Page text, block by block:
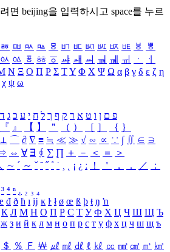
면 beijing을 입력하시고 space를 누르
ㅭ ㅮ ㅯ ㅰ ㅱ ㅲ ㅳ ㅴ ㅵ ㅶ ㅷ ㅸ
ㅹ
ㆂ ㆃ ㆄ ㆅ ㆆ ㆇ ㆈ ㆉ ㆊ ㆋ ㆌ ㆍ
ㆎ
Ν Ξ Ο Π Ρ Σ ΤΥ Φ Χ Ψ Ω α β γ δ ε ζ η
χ ψ ω
פ ם ן ו ט א ר ק ף ך ל ח י ע כ ג ד
『 』 【 】 ＂ （ ） ［ ］ ｛ ｝
⊥ ⌒ ∂ ∇ ≡ ≒ ≪ ≫ √ ∽ ∝ ∵ ∫ ∬ ∈ ∋
⇔ ∀ ∃ ∮ ∑ ∏ ＋ － ＜ ＝
＞
∼ ´ ～ ˇ ˘ ˝ ˚ ˙ ¸ ¡ ¿ ː ！ ＇ ， ． ／
：
³ ⁴ ⁿ ₁ ₂ ₃ ₄
đ ð ħ ı ĳ ĸ ŀ ł ø œ ß þ ŧ ŋ ŉ
К Л М Н О П Р С Т У Ф Х Ц Ч Ш Щ Ъ
ж з и й к л м н о п р с т у ф х ц ч ш щ ъ
＄ ％ Ｆ ￦ ㎕ ㎖ ㎗ ℓ ㎘ ㏄ ㎣ ㎤ ㎥ ㎦